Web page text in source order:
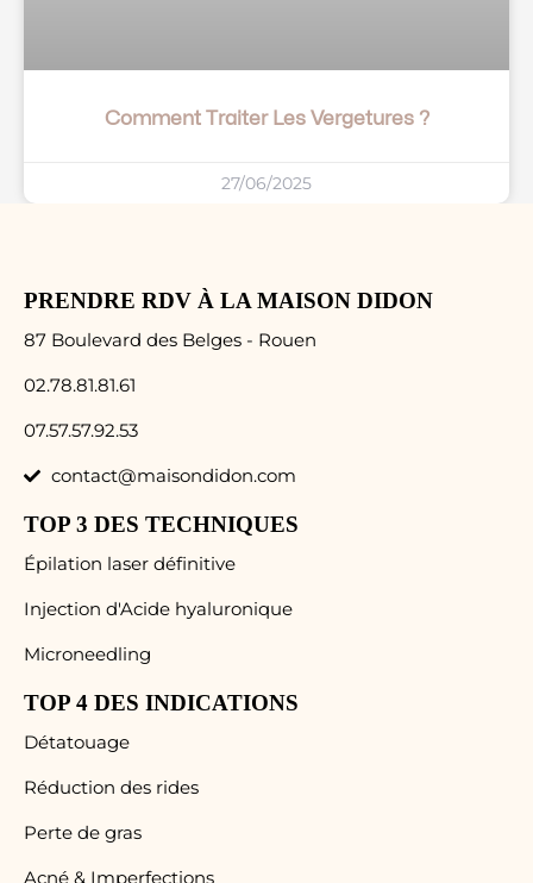
Comment Traiter Les Vergetures ?
27/06/2025
PRENDRE RDV À LA MAISON DIDON
87 Boulevard des Belges - Rouen
02.78.81.81.61
07.57.57.92.53
contact@maisondidon.com
TOP 3 DES TECHNIQUES
Épilation laser définitive
Injection d'Acide hyaluronique
Microneedling
TOP 4 DES INDICATIONS
Détatouage
Réduction des rides
Perte de gras
Acné & Imperfections